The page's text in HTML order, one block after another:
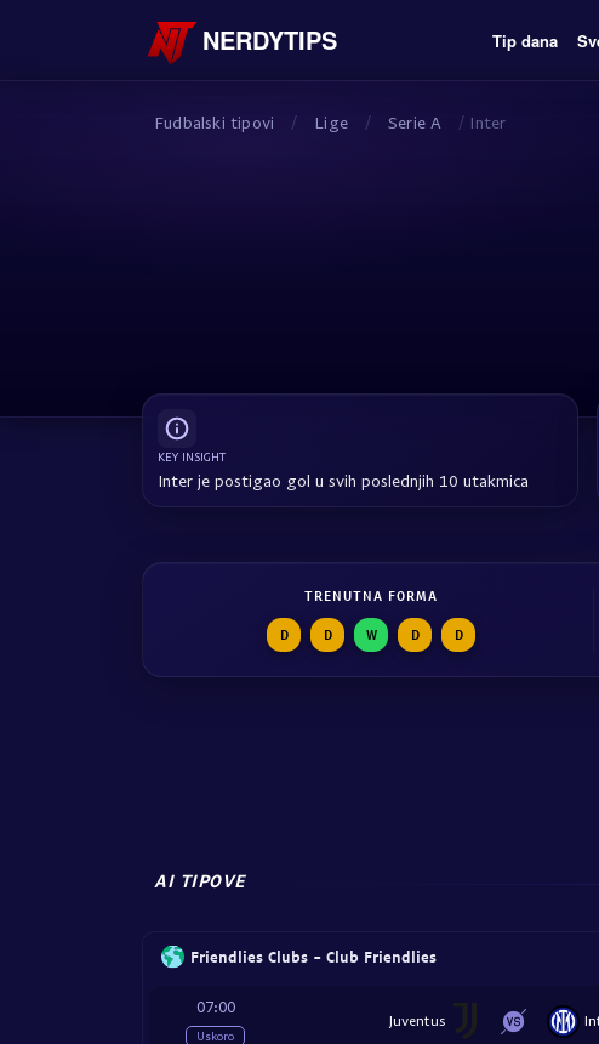
NERDYTIPS Tip dana
Fudbalski tipovi / Lige / Serie A / Inter
KEY INSIGHT
Inter je postigao gol u svih poslednjih 10 utakmica
TRENUTNA FORMA
D D W D D
AI TIPOVE
Friendlies Clubs - Club Friendlies
07:00
Uskoro
Juventus